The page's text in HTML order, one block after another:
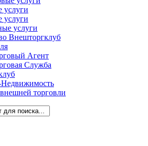
услуги
услуги
услуги
Внешторгклуб
Агент
Служба
торговли